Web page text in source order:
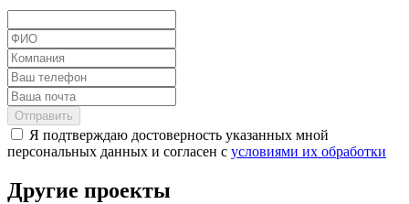
Отправить
Я подтверждаю достоверность указанных мной
персональных данных и согласен с условиями их обработки
Другие проекты